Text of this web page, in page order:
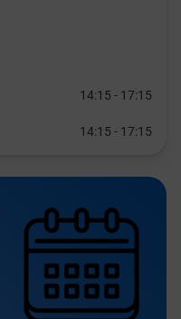
14:15 - 17:15
14:15 - 17:15